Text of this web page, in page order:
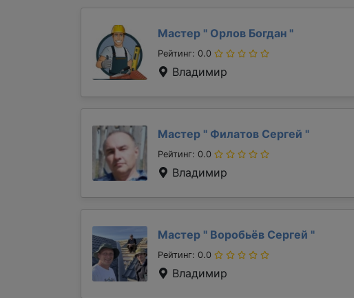
Мастер " Орлов Богдан "
Рейтинг: 0.0
Владимир
Мастер " Филатов Сергей "
Рейтинг: 0.0
Владимир
Мастер " Воробьёв Сергей "
Рейтинг: 0.0
Владимир